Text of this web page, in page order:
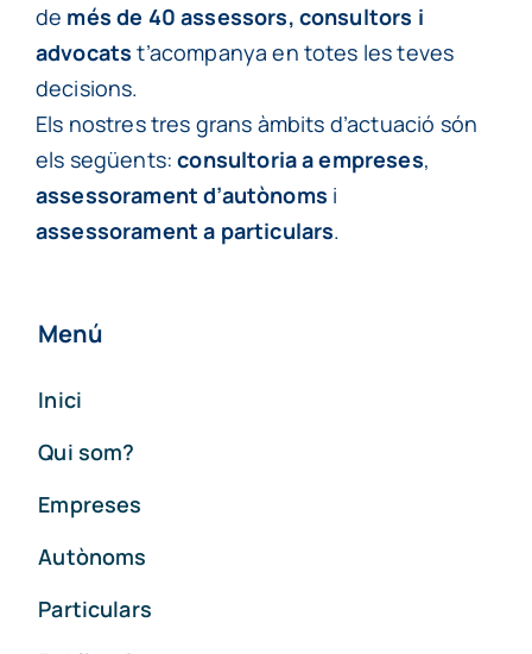
de més de 40 assessors, consultors i
advocats t’acompanya en totes les teves
decisions.
Els nostres tres grans àmbits d’actuació són
els següents:consultoria a empreses,
assessorament d’autònoms i
assessorament a particulars.
Menú
Inici
Qui som?
Empreses
Autònoms
Particulars